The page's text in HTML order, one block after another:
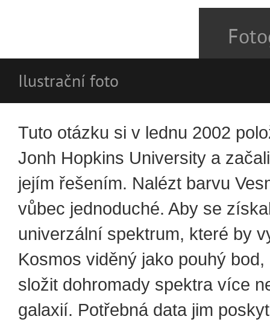
Ilustrační foto
Tuto otázku si v lednu 2002
Jonh Hopkins University a
jejím řešením. Nalézt barvu
vůbec jednoduché. Aby se
univerzální spektrum, které by
Kosmos viděný jako pouhý
složit dohromady spektra více
galaxií. Potřebná data jim